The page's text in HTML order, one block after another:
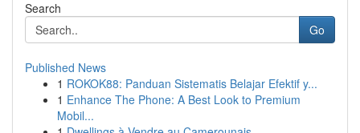
Search
Go
Published News
1 ROKOK88: Panduan Sistematis Belajar Efektif y...
1 Enhance The Phone: A Best Look to Premium
Mobil...